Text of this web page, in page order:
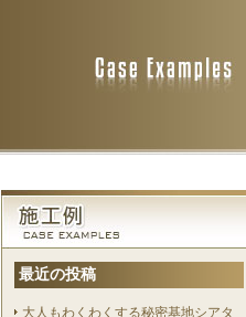
最近の投稿
大人もわくわくする秘密基地シアタ